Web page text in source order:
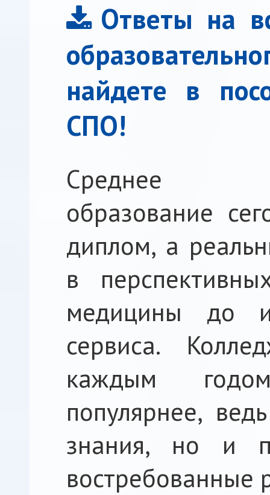
Ответы на
найдете в
СПО!
Среднее
образование
диплом, а
в
медицины до
сервиса.
каждым
популярнее,
знания, но и
востребованные